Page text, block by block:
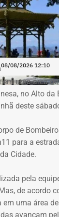
de 2 anos —
de 2 anos — Foto:
à
da
solicitou:
região, e
florestais
do Corpo
um pequeno
em frente
A
da Tijuca
08/08/2026 12:10
em uma área
no Alto da
deste
de
para a
Cidade.
pela
de acordo
em uma área
avançam